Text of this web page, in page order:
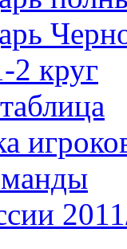
2 круг